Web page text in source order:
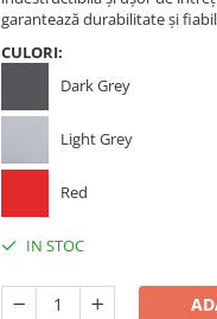
garantează durabilitate și
CULORI:
Dark Grey
Light Grey
Red
IN STOC